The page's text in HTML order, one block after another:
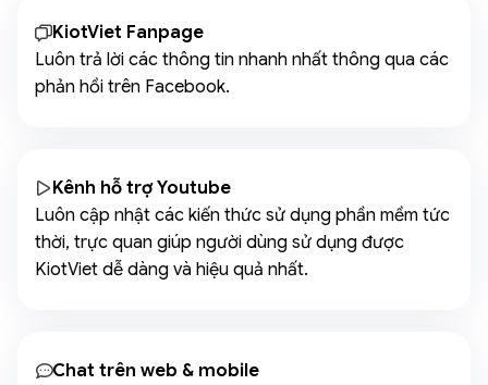
KiotViet Fanpage
Luôn trả lời các thông tin nhanh nhất thông qua các
phản hồi trên Facebook.
Kênh hỗ trợ Youtube
Luôn cập nhật các kiến thức sử dụng phần mềm tức
thời, trực quan giúp người dùng sử dụng được
KiotViet dễ dàng và hiệu quả nhất.
Chat trên web & mobile